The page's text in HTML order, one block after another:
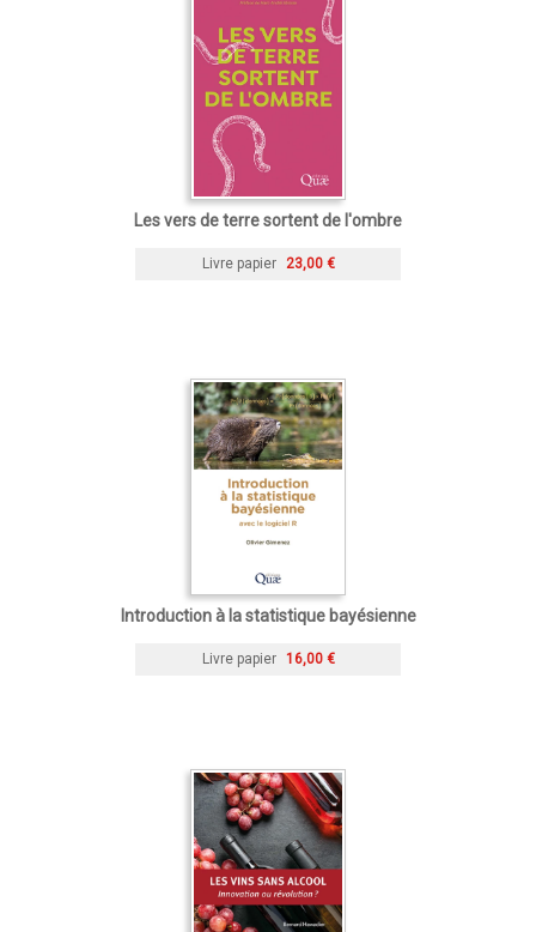
Les vers de terre sortent de l'ombre
Livre papier 23,00 €
Introduction à la statistique bayésienne
Livre papier 16,00 €